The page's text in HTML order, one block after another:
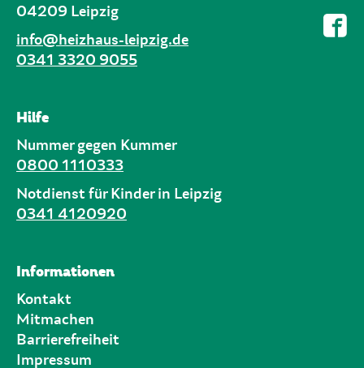
04209 Leipzig
info@heizhaus-leipzig.de
0341 3320 9055
Hilfe
Nummer gegen Kummer
0800 1110333
Notdienst für Kinder in Leipzig
0341 4120920
Informationen
Kontakt
Mitmachen
Barrierefreiheit
Impressum